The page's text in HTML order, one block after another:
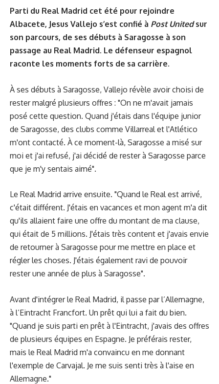
Parti du Real Madrid cet été pour rejoindre
Albacete, Jesus Vallejo s’est confié à Post Unitedsur
son parcours, de ses débuts à Saragosse à son
passage au Real Madrid. Le défenseur espagnol
raconte les moments forts de sa carrière.
À ses débuts à Saragosse, Vallejo révèle avoir choisi de
rester malgré plusieurs offres : "On ne m'avait jamais
posé cette question. Quand j'étais dans l'équipe junior
de Saragosse, des clubs comme Villarreal et l'Atlético
m'ont contacté. À ce moment-là, Saragosse a misé sur
moi et j'ai refusé, j'ai décidé de rester à Saragosse parce
que je m'y sentais aimé".
Le Real Madrid arrive ensuite. "Quand le Real est arrivé,
c'était différent. J'étais en vacances et mon agent m'a dit
qu'ils allaient faire une offre du montant de ma clause,
qui était de 5 millions. J'étais très content et j'avais envie
de retourner à Saragosse pour me mettre en place et
régler les choses. J'étais également ravi de pouvoir
rester une année de plus à Saragosse".
Avant d'intégrer le Real Madrid, il passe par l’Allemagne,
à l’Eintracht Francfort. Un prêt qui lui a fait du bien.
"Quand je suis parti en prêt à l'Eintracht, j'avais des offres
de plusieurs équipes en Espagne. Je préférais rester,
mais le Real Madrid m'a convaincu en me donnant
l'exemple de Carvajal. Je me suis senti très à l'aise en
Allemagne."